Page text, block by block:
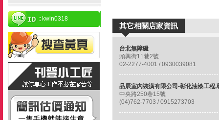
kwin0318
其它相關店家資訊
台北無障礙
頭興街11巷2號
02-2277-4001 / 0930039081
中央路250巷15號
(04)762-7703 / 0915273703